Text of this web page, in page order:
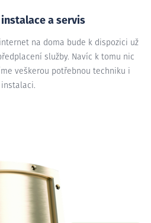
a servis
na doma bude k dispozici už
služby. Navíc k tomu nic
veškerou potřebnou techniku i
instalaci.